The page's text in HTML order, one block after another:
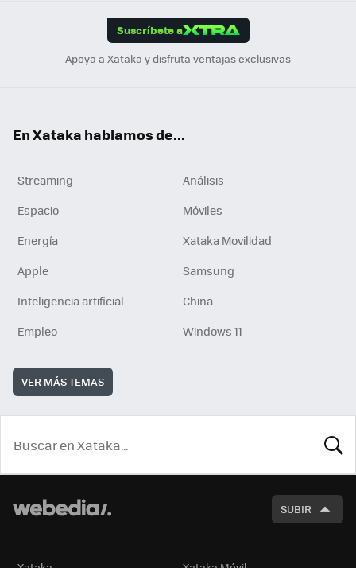
Suscríbete a
Apoya a Xataka y disfruta ventajas exclusivas
En Xataka hablamos de...
Streaming
Análisis
Espacio
Móviles
Energía
Xataka Movilidad
Apple
Samsung
Inteligencia artificial
China
Empleo
Windows 11
VER MÁS TEMAS
SUBIR